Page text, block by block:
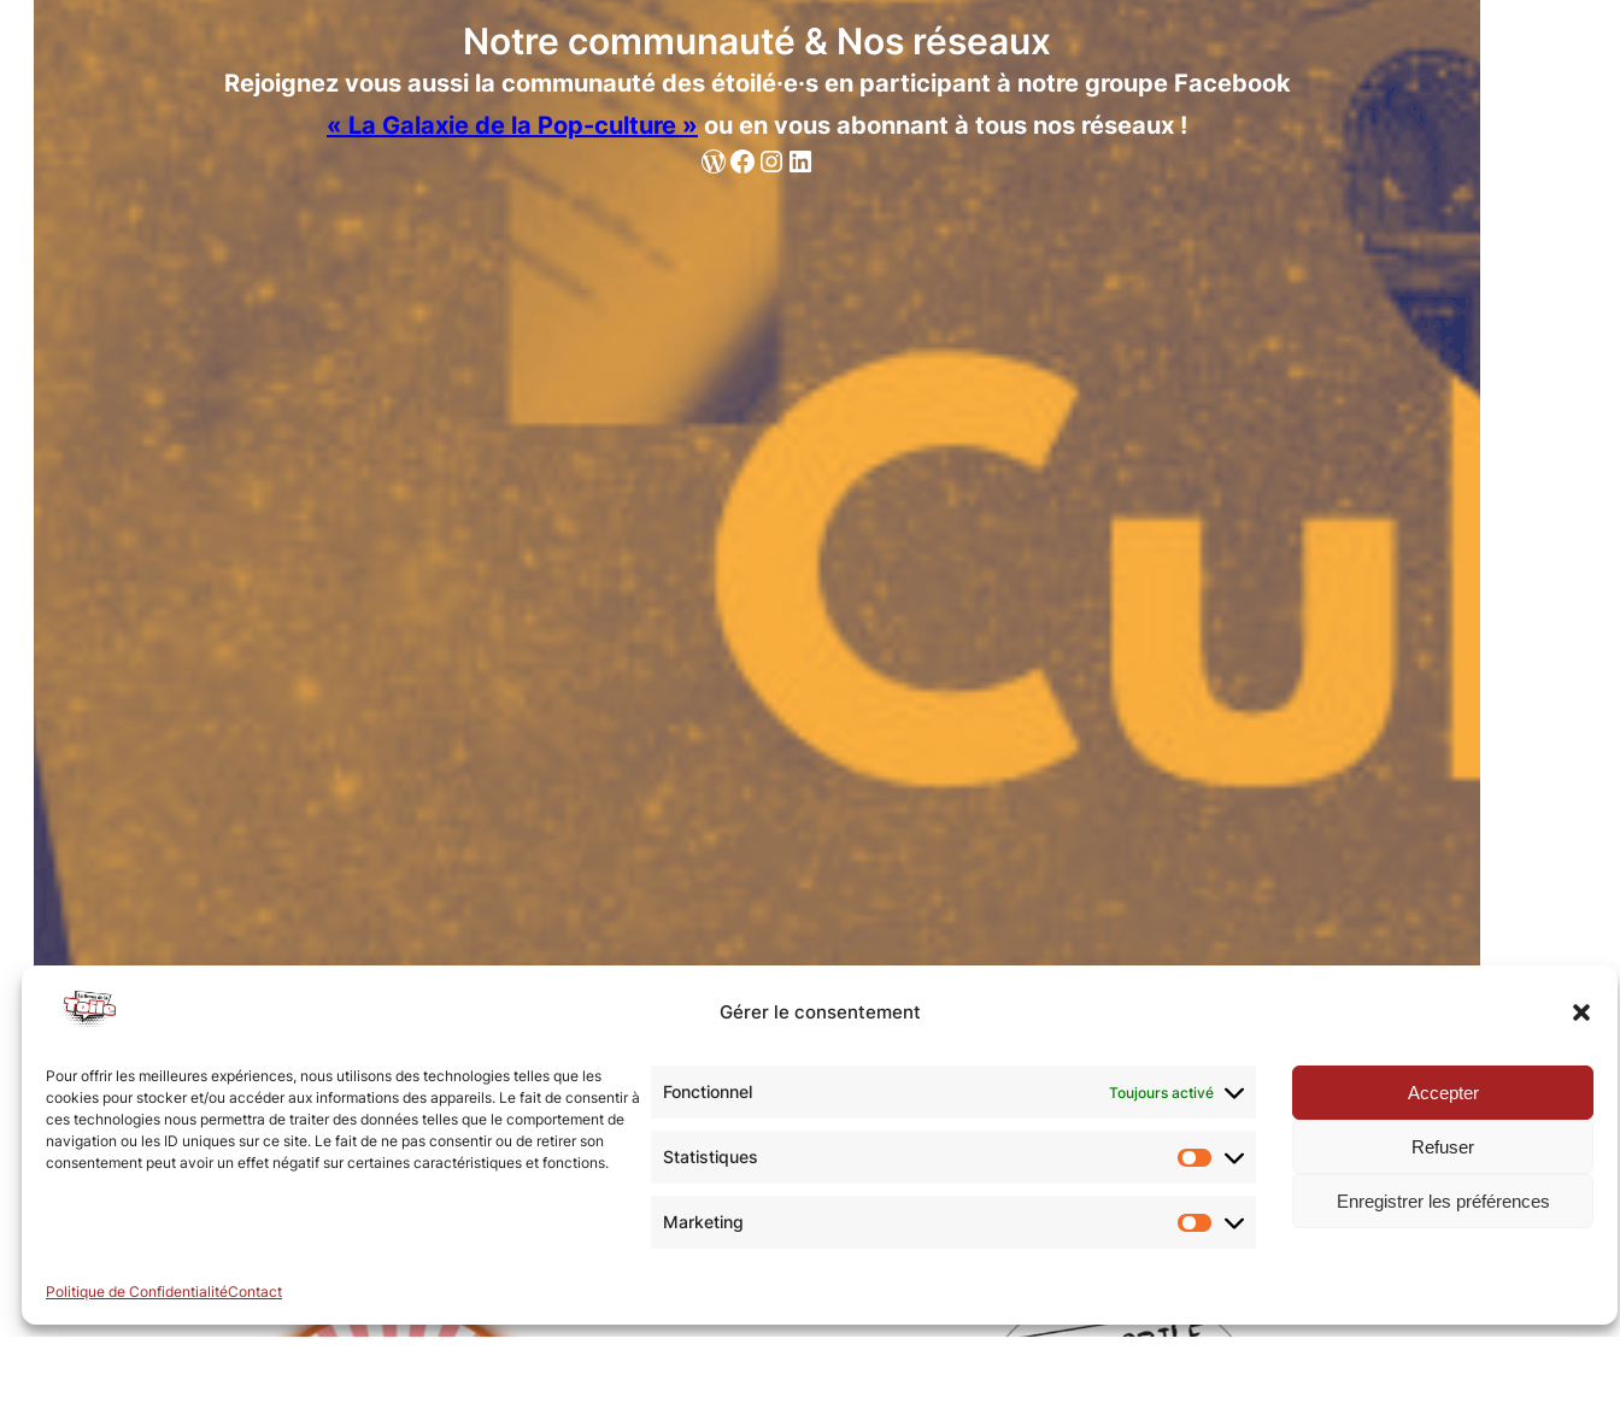
Gérer le consentement
Pour offrir les meilleures expériences, nous utilisons des technologies telles que les
cookies pour stocker et/ou accéder aux informations des appareils. Le fait de consentir à
ces technologies nous permettra de traiter des données telles que le comportement de
navigation ou les ID uniques sur ce site. Le fait de ne pas consentir ou de retirer son
consentement peut avoir un effet négatif sur certaines caractéristiques et fonctions.
Fonctionnel Toujours activé
Statistiques
Marketing
Accepter
Refuser
Enregistrer les préférences
Politique de ConfidentialitéContact
Notre communauté & Nos réseaux
Rejoignez vous aussi la communauté des étoilé·e·s en participant à notre groupe Facebook
« La Galaxie de la Pop-culture »ou en vous abonnant à tous nos réseaux !
WordPress
Facebook
Instagram
LinkedIn
Nos partenaires